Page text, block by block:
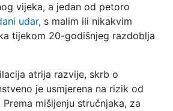
vijeka, a jedan od petoro
udar, s malim ili nikakvim
tijekom 20-godišnjeg razdoblja
atrija razvije, skrb o
je usmjerena na rizik od
mišljenju stručnjaka, za